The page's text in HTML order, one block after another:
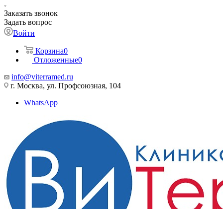
Заказать звонок
Задать вопрос
Войти
Корзина0
Отложенные0
info@viterramed.ru
г. Москва, ул. Профсоюзная, 104
WhatsApp